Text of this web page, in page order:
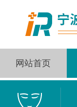
网站首页